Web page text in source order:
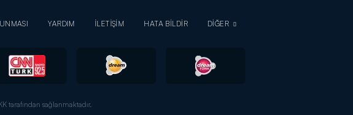
YARDIM İLETİŞİM HATA BİLDİR DİĞER
tarafından sağlanmaktadır.